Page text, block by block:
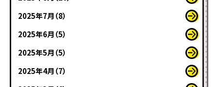
2025年7月（8）
2025年6月（5）
2025年5月（5）
2025年4月（7）